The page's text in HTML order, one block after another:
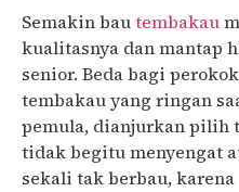
Semakin bautembakau
kualitasnya dan mantap
senior. Beda bagi
tembakau yang ringan
pemula, dianjurkan pilih
tidak begitu menyengat
sekali tak berbau, karena